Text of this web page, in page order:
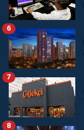
6
7
8